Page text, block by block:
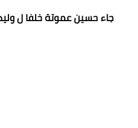
جاء حسين عموتة خلفا ل